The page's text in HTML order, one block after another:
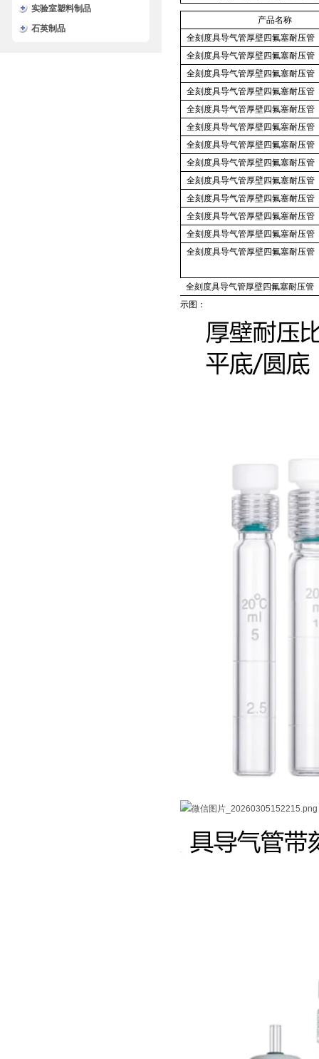
实验室塑料制品
石英制品
产品名称
全刻度具导气管厚壁四氟塞耐压
全刻度具导气管厚壁四氟塞耐压
全刻度具导气管厚壁四氟塞耐压
全刻度具导气管厚壁四氟塞耐压
全刻度具导气管厚壁四氟塞耐压
全刻度具导气管厚壁四氟塞耐压
全刻度具导气管厚壁四氟塞耐压
全刻度具导气管厚壁四氟塞耐压
全刻度具导气管厚壁四氟塞耐压
全刻度具导气管厚壁四氟塞耐压
全刻度具导气管厚壁四氟塞耐压
全刻度具导气管厚壁四氟塞耐压
全刻度具导气管厚壁四氟塞耐压
全刻度具导气管厚壁四氟塞耐压
示图：